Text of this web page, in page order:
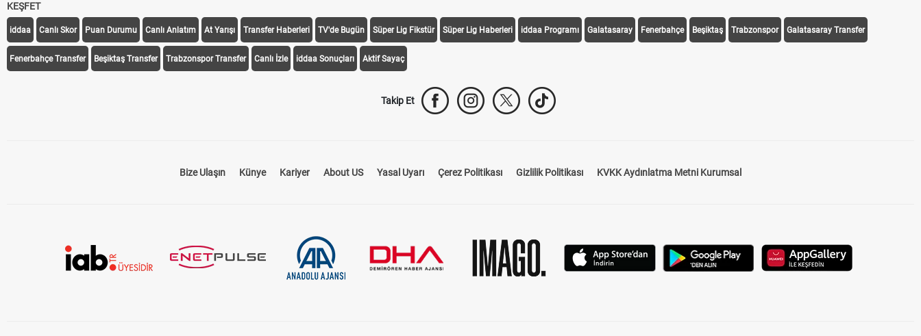
KEŞFET
iddaa Canlı Skor Puan Durumu Canlı Anlatım At Yarışı Transfer Haberleri TV'de Bugün Süper Lig Fikstür Süper Lig Haberleri iddaa Programı Galatasaray Fenerbahçe Beşiktaş Trabzonspor Galatasaray Transfer
Fenerbahçe Transfer Beşiktaş Transfer Trabzonspor Transfer Canlı İzle iddaa Sonuçları Aktif Sayaç
Takip Et
Bize Ulaşın Künye Kariyer About US Yasal Uyarı Çerez Politikası Gizlilik Politikası KVKK Aydınlatma Metni Kurumsal